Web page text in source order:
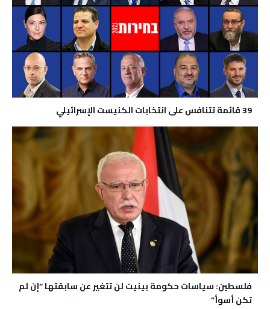
39 قائمة تتنافس على انتخابات الكنيست الإسرائيلي
فلسطين: سياسات حكومة بينيت لن تتغير عن سابقتها “إن لم
تكن أسوأ”